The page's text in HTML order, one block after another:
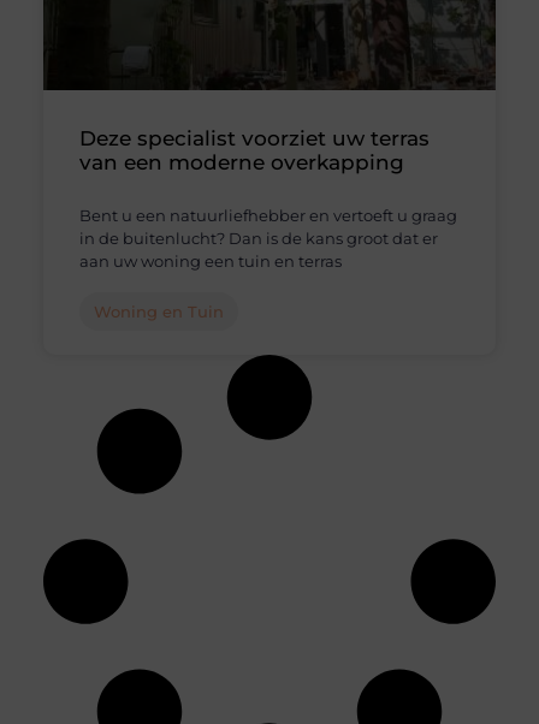
Deze specialist voorziet uw terras
van een moderne overkapping
Bent u een natuurliefhebber en vertoeft u graag
in de buitenlucht? Dan is de kans groot dat er
aan uw woning een tuin en terras
Woning en Tuin